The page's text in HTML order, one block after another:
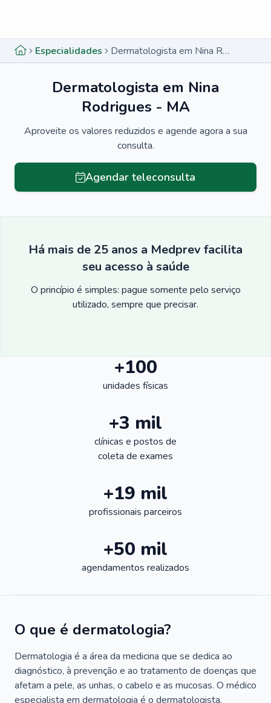
Especialidades Dermatologista em Nina Rodrigues - MA
Dermatologista em Nina
Rodrigues - MA
Aproveite os valores reduzidos e agende agora a sua
consulta.
Agendar teleconsulta
Há mais de 25 anos a Medprev facilita
seu acesso à saúde
O princípio é simples: pague somente pelo serviço
utilizado, sempre que precisar.
+100
unidades físicas
+3 mil
clínicas e postos de
coleta de exames
+19 mil
profissionais parceiros
+50 mil
agendamentos realizados
O que é dermatologia?
Dermatologia é a área da medicina que se dedica ao
diagnóstico, à prevenção e ao tratamento de doenças que
afetam a pele, as unhas, o cabelo e as mucosas. O médico
especialista em dermatologia é o dermatologista.